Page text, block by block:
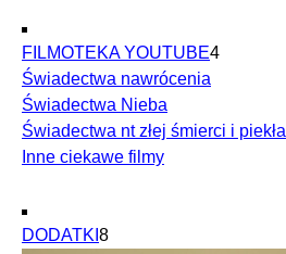
FILMOTEKA YOUTUBE4
Świadectwa nawrócenia
Świadectwa Nieba
Świadectwa nt złej śmierci i piekła
Inne ciekawe filmy
DODATKI 8